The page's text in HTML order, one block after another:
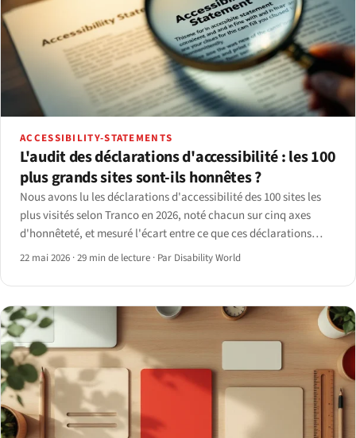
ACCESSIBILITY-STATEMENTS
L'audit des déclarations d'accessibilité : les 100
plus grands sites sont-ils honnêtes ?
Nous avons lu les déclarations d'accessibilité des 100 sites les
plus visités selon Tranco en 2026, noté chacun sur cinq axes
d'honnêteté, et mesuré l'écart entre ce que ces déclarations
affirment et ce qu'un scan axe-core retourne réellement.
22 mai 2026 ·29 min de lecture · Par Disability World